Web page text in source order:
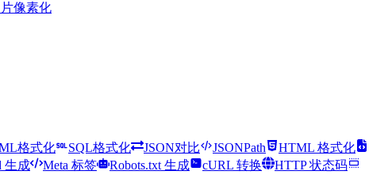
像素化
格式化 SQL格式化 JSON对比 JSONPath
HTML 格式化
生成 Meta 标签 Robots.txt 生成 cURL 转换
HTTP 状态码